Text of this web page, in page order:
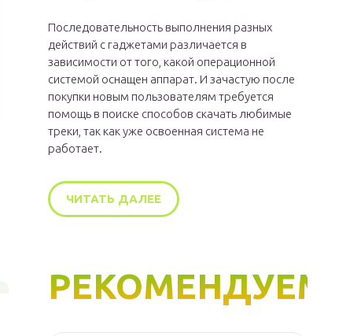
Последовательность выполнения разных
действий с гаджетами различается в
зависимости от того, какой операционной
системой оснащен аппарат. И зачастую после
покупки новым пользователям требуется
помощь в поиске способов скачать любимые
треки, так как уже освоенная система не
работает.
ЧИТАТЬ ДАЛЕЕ
РЕКОМЕНДУЕМ